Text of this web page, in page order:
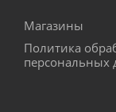
Магазины
Политика
персональных